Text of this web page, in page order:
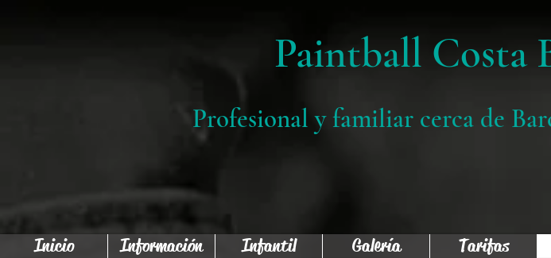
Paintball Costa
Profesional y familiar cerca de
Inicio Información Infantil Galería Tarifas